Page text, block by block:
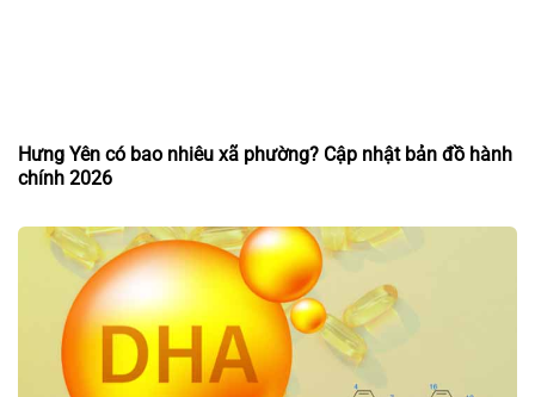
Hưng Yên có bao nhiêu xã phường? Cập nhật bản đồ hành
chính 2026